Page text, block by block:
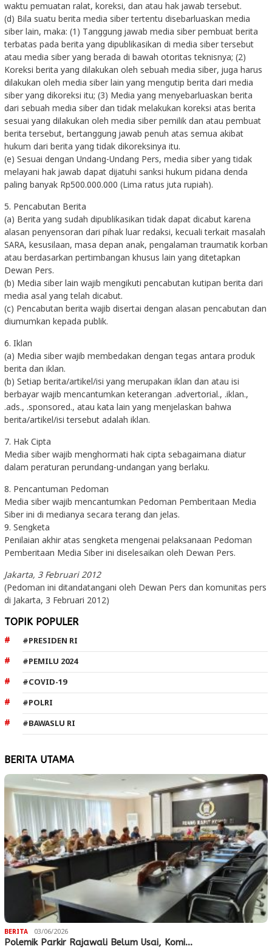
waktu pemuatan ralat, koreksi, dan atau hak jawab tersebut.
(d) Bila suatu berita media siber tertentu disebarluaskan media
siber lain, maka: (1) Tanggung jawab media siber pembuat berita
terbatas pada berita yang dipublikasikan di media siber tersebut
atau media siber yang berada di bawah otoritas teknisnya; (2)
Koreksi berita yang dilakukan oleh sebuah media siber, juga harus
dilakukan oleh media siber lain yang mengutip berita dari media
siber yang dikoreksi itu; (3) Media yang menyebarluaskan berita
dari sebuah media siber dan tidak melakukan koreksi atas berita
sesuai yang dilakukan oleh media siber pemilik dan atau pembuat
berita tersebut, bertanggung jawab penuh atas semua akibat
hukum dari berita yang tidak dikoreksinya itu.
(e) Sesuai dengan Undang-Undang Pers, media siber yang tidak
melayani hak jawab dapat dijatuhi sanksi hukum pidana denda
paling banyak Rp500.000.000 (Lima ratus juta rupiah).
5. Pencabutan Berita
(a) Berita yang sudah dipublikasikan tidak dapat dicabut karena
alasan penyensoran dari pihak luar redaksi, kecuali terkait masalah
SARA, kesusilaan, masa depan anak, pengalaman traumatik korban
atau berdasarkan pertimbangan khusus lain yang ditetapkan
Dewan Pers.
(b) Media siber lain wajib mengikuti pencabutan kutipan berita dari
media asal yang telah dicabut.
(c) Pencabutan berita wajib disertai dengan alasan pencabutan dan
diumumkan kepada publik.
6. Iklan
(a) Media siber wajib membedakan dengan tegas antara produk
berita dan iklan.
(b) Setiap berita/artikel/isi yang merupakan iklan dan atau isi
berbayar wajib mencantumkan keterangan .advertorial., .iklan.,
.ads., .sponsored., atau kata lain yang menjelaskan bahwa
berita/artikel/isi tersebut adalah iklan.
7. Hak Cipta
Media siber wajib menghormati hak cipta sebagaimana diatur
dalam peraturan perundang-undangan yang berlaku.
8. Pencantuman Pedoman
Media siber wajib mencantumkan Pedoman Pemberitaan Media
Siber ini di medianya secara terang dan jelas.
9. Sengketa
Penilaian akhir atas sengketa mengenai pelaksanaan Pedoman
Pemberitaan Media Siber ini diselesaikan oleh Dewan Pers.
Jakarta, 3 Februari 2012
(Pedoman ini ditandatangani oleh Dewan Pers dan komunitas pers
di Jakarta, 3 Februari 2012)
TOPIK POPULER
#PRESIDEN RI
#PEMILU 2024
#COVID-19
#POLRI
#BAWASLU RI
BERITA UTAMA
BERITA 03/06/2026
Polemik Parkir Rajawali Belum Usai, Komi…